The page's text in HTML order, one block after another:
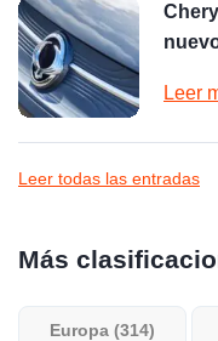
Leer
Leer todas las entradas
Más
Europa (314)